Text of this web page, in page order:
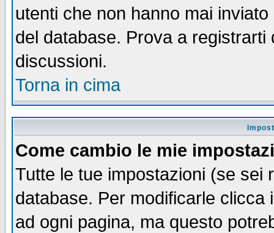
utenti che non hanno mai
del database. Prova a
discussioni.
Torna in cima
Come cambio le mie
Tutte le tue impostazioni (se sei
database. Per modificarle clicca
ad ogni pagina, ma questo